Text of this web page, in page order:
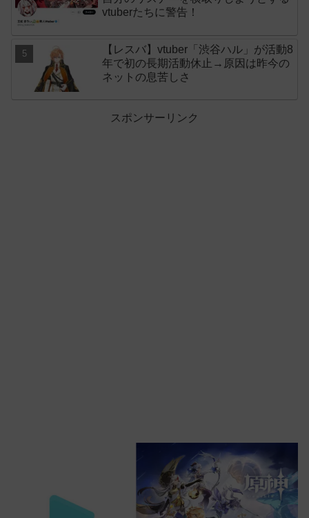
vtuberたちに警告！
【レスバ】vtuber「渋谷ハル」が活動8
年で初の長期活動休止→原因は昨今の
ネットの息苦しさ
スポンサーリンク